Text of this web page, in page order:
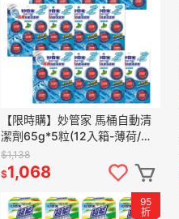
【限時購】妙管家 馬桶自動清
潔劑65g*5粒(12入箱-薄荷/薰
衣草/檸檬 任選)
$1,138
$1,068
95
折